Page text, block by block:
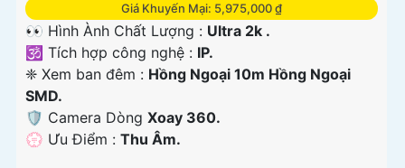
Giá Khuyến Mại: 5,975,000 ₫
👀 Hình Ành Chất Lượng : Ultra 2k .
🕉️ Tích hợp công nghệ : IP.
❈ Xem ban đêm : Hồng Ngoại 10m Hồng Ngoại
SMD.
🛡 Camera Dòng Xoay 360.
️💮 Ưu Điểm : Thu Âm.